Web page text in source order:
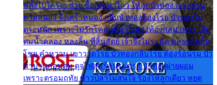
พลั้งไปใครจะช่วย ซื้อเปลมาไกว ให้ลูกบัวทอง เวรกรรม
ตามสนอง จึงเศร้าหมอง กลีบบัวทองต้องโรย บัวทองไม่
ตระหนัก เพราะไม่รักโคลนตม บัวทองท้องกลม เพราะลืม
ตมน้ำคลอง หลงลิ้น ที่สิ้นสัตย์ เจ้าจึงไม่ระมัด หลงกลิ่นลิ้น
โชย คำหวาน เขาวาดโรย บัวทองกลีบโรย ต้องร้อนรุม บัว
มาบานก่อนตูม ดุจไฟสุมร้อนรุมอุรา บัวทองผ่ายผอม
เพราะตรอมฤทัย ข้าวปลาไม่สนใจ ร้องไห้ลูกเดียว หยุด